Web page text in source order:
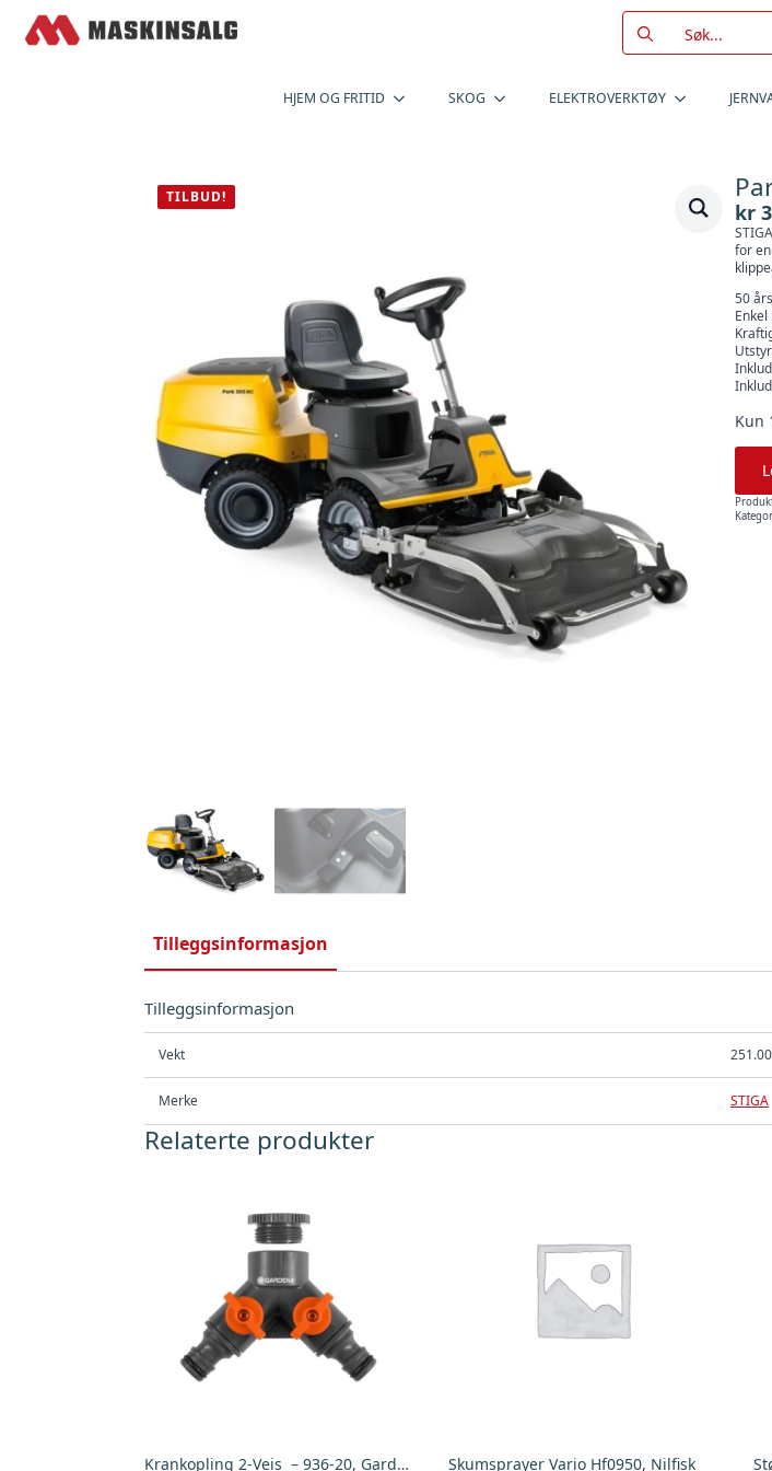
Search
for:
HJEM OG FRITID SKOG ELEKTROVERKTØY
TILBUD!
pris
var:
kr
kr
pris
er:
kr
for
50
Kun
Tilleggsinformasjon
Tilleggsinformasjon
Vekt
Merke STIGA
Relaterte produkter
Krankopling 2-Veis – 936-20, Gardena Skumsprayer Vario Hf0950, Nilfisk